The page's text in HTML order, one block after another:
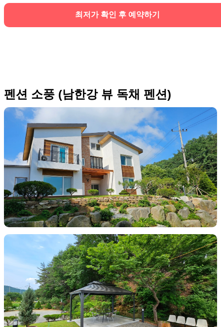
최저가 확인 후 예약하기
펜션 소풍 (남한강 뷰 독채 펜션)